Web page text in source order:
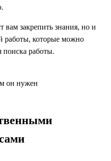
вам закрепить знания, но и
работы, которые можно
поиска работы.
он нужен